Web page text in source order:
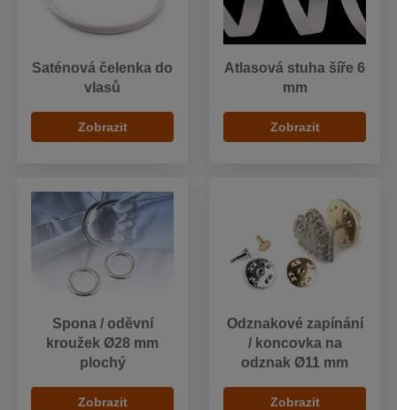
Saténová čelenka do
vlasů
Zobrazit
Atlasová stuha šíře 6
mm
Zobrazit
Spona / oděvní
kroužek Ø28 mm
plochý
Zobrazit
Odznakové zapínání
/ koncovka na
odznak Ø11 mm
Zobrazit